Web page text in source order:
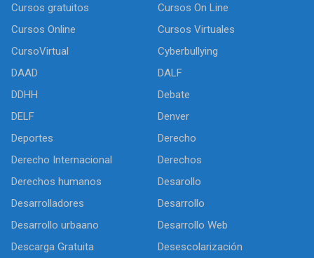
Cursos gratuitos
Cursos On Line
Cursos Online
Cursos Virtuales
CursoVirtual
Cyberbullying
DAAD
DALF
DDHH
Debate
DELF
Denver
Deportes
Derecho
Derecho Internacional
Derechos
Derechos humanos
Desarollo
Desarrolladores
Desarrollo
Desarrollo urbaano
Desarrollo Web
Descarga Gratuita
Desescolarización